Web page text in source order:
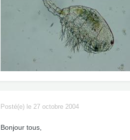
Posté(e) le 27 octobre 2004
Bonjour tous,